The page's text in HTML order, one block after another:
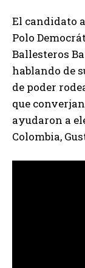
El candidato
Polo
Ballesteros
hablando de
de poder
que
ayudaron a
Colombia,